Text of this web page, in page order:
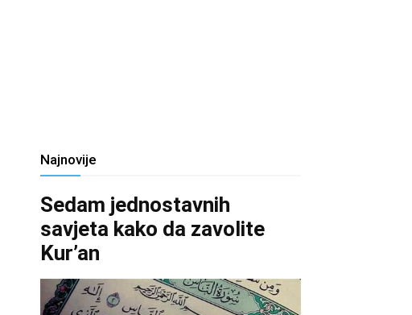
Najnovije
Sedam jednostavnih
savjeta kako da zavolite
Kur’an